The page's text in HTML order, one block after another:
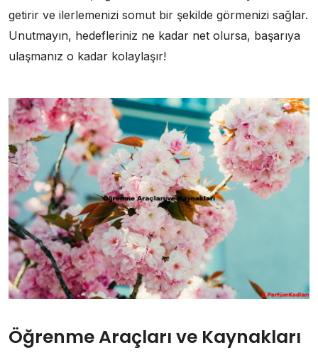
getirir ve ilerlemenizi somut bir şekilde görmenizi sağlar.
Unutmayın, hedefleriniz ne kadar net olursa, başarıya
ulaşmanız o kadar kolaylaşır!
Öğrenme Araçları ve Kaynakları